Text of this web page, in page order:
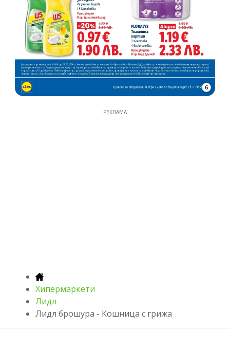
6
РЕКЛАМА
Хипермаркети
Лидл
Лидл брошура - Кошница с грижа